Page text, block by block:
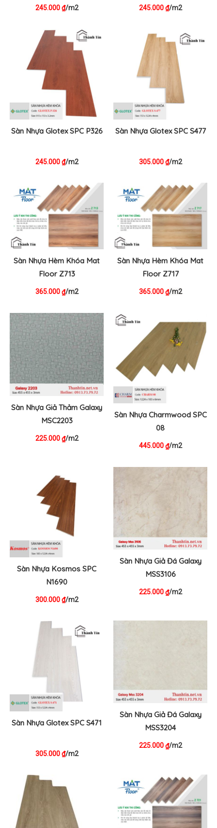
245.000₫/m2 245.000₫/m2
Sàn Nhựa Glotex SPC P326
245.000₫/m2
Sàn Nhựa Glotex SPC S477
305.000₫/m2
Sàn Nhựa Hèm Khóa Mat
Floor Z713
365.000₫/m2
Sàn Nhựa Hèm Khóa Mat
Floor Z717
365.000₫/m2
Sàn Nhựa Giả Thảm Galaxy
MSC2203
225.000₫/m2
Sàn Nhựa Charmwood SPC
08
445.000₫/m2
Sàn Nhựa Kosmos SPC
N1690
300.000₫/m2
Sàn Nhựa Giả Đá Galaxy
MSS3106
225.000₫/m2
Sàn Nhựa Glotex SPC S471
305.000₫/m2
Sàn Nhựa Giả Đá Galaxy
MSS3204
225.000₫/m2